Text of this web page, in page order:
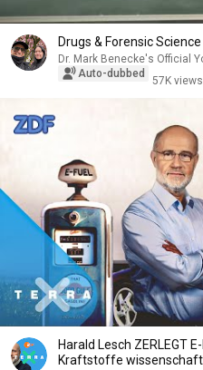
Drugs & Forensic
Dr. Mark Benecke's Official
Auto-dubbed
57K views
Harald Lesch ZERLEGT
Kraftstoffe